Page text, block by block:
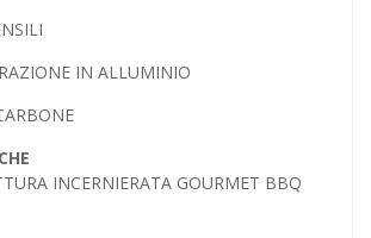
IN ALLUMINIO
INCERNIERATA GOURMET BBQ